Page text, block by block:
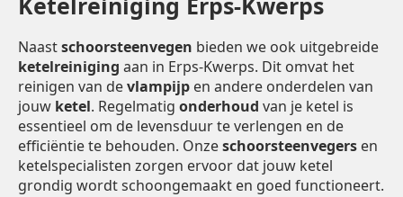
Naastschoorsteenvegen bieden we ook uitgebreide
ketelreiniging aan in Erps-Kwerps. Dit omvat het
reinigen van devlampijp en andere onderdelen van
jouw ketel. Regelmatig onderhoud van je ketel is
essentieel om de levensduur te verlengen en de
efficiëntie te behouden. Onzeschoorsteenvegers en
ketelspecialisten zorgen ervoor dat jouw ketel
grondig wordt schoongemaakt en goed functioneert.